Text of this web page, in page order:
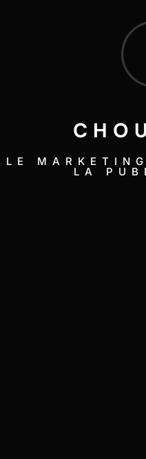
C H O U
LE
LA